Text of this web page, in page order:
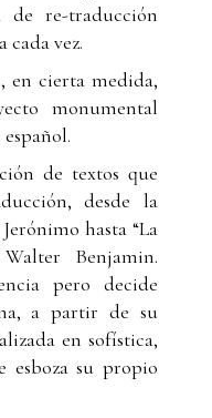
de re-traducción
cada vez.
en cierta medida,
monumental
de textos que
desde la
hasta “La
Benjamin.
pero decide
a partir de su
en sofística,
esboza su propio